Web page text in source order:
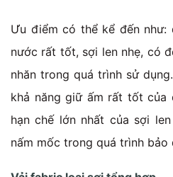
Ưu điểm có thể kể đến
nước rất tốt, sợi len nhẹ, có
nhăn trong quá trình sử
khả năng giữ ấm rất tốt của
hạn chế lớn nhất của sợi
nấm mốc trong quá trình bảo